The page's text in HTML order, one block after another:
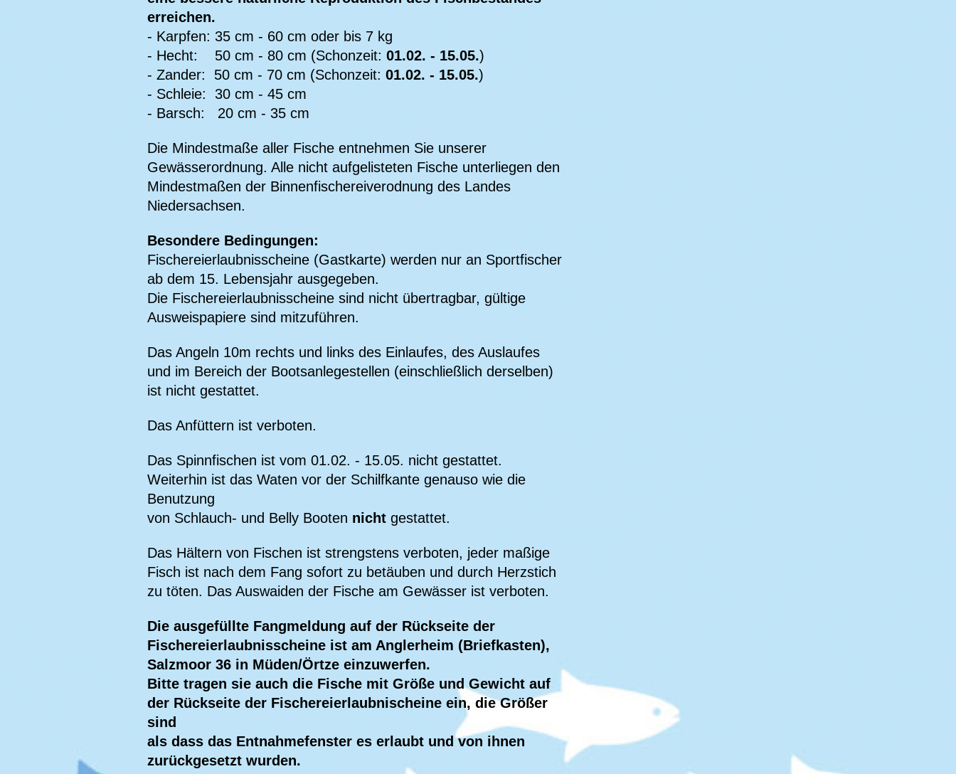
erreichen.
- Karpfen: 35 cm - 60 cm oder bis 7 kg
- Hecht: 50 cm - 80 cm (Schonzeit: 01.02. - 15.05.)
- Zander: 50 cm - 70 cm (Schonzeit: 01.02. - 15.05.)
- Schleie: 30 cm - 45 cm
- Barsch: 20 cm - 35 cm
Die Mindestmaße aller Fische entnehmen Sie unserer
Gewässerordnung. Alle nicht aufgelisteten Fische unterliegen den
Mindestmaßen der Binnenfischereiverodnung des Landes
Niedersachsen.
Besondere Bedingungen:
Fischereierlaubnisscheine (Gastkarte) werden nur an Sportfischer
ab dem 15. Lebensjahr ausgegeben.
Die Fischereierlaubnisscheine sind nicht übertragbar, gültige
Ausweispapiere sind mitzuführen.
Das Angeln 10m rechts und links des Einlaufes, des Auslaufes
und im Bereich der Bootsanlegestellen (einschließlich derselben)
ist nicht gestattet.
Das Anfüttern ist verboten.
Das Spinnfischen ist vom 01.02. - 15.05. nicht gestattet.
Weiterhin ist das Waten vor der Schilfkante genauso wie die
Benutzung
von Schlauch- und Belly Booten nicht gestattet.
Das Hältern von Fischen ist strengstens verboten, jeder maßige
Fisch ist nach dem Fang sofort zu betäuben und durch Herzstich
zu töten. Das Auswaiden der Fische am Gewässer ist verboten.
Die ausgefüllte Fangmeldung auf der Rückseite der
Fischereierlaubnisscheine ist am Anglerheim (Briefkasten),
Salzmoor 36 in Müden/Örtze einzuwerfen.
Bitte tragen sie auch die Fische mit Größe und Gewicht auf
der Rückseite der Fischereierlaubnischeine ein, die Größer
sind
als dass das Entnahmefenster es erlaubt und von ihnen
zurückgesetzt wurden.